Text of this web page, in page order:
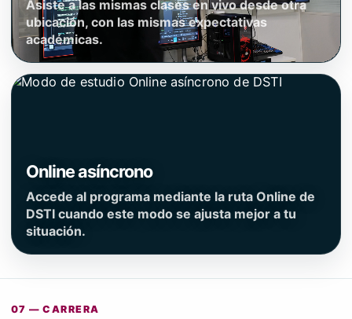
Asiste a las mismas clases en vivo desde otra
ubicación, con las mismas expectativas
académicas.
Online asíncrono
Accede al programa mediante la ruta Online de
DSTI cuando este modo se ajusta mejor a tu
situación.
07 — CARRERA